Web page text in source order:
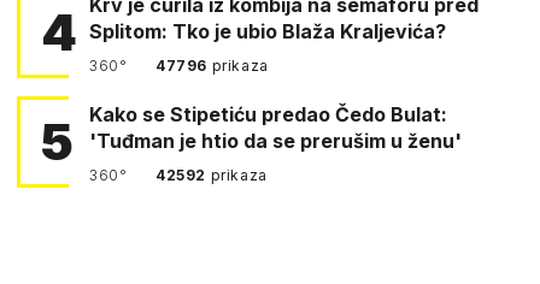
4 Splitom: Tko je ubio Blaža Kraljevića?
360° 47796 prikaza
5
Kako se Stipetiću predao Čedo Bulat:
'Tuđman je htio da se prerušim u ženu'
360° 42592 prikaza